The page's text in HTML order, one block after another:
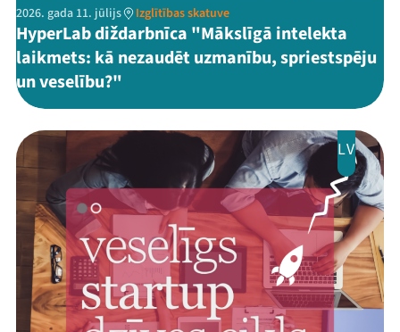
2026. gada 11. jūlijs Izglītības skatuve
HyperLab diždarbnīca "Mākslīgā intelekta
laikmets: kā nezaudēt uzmanību, spriestspēju
un veselību?"
LV